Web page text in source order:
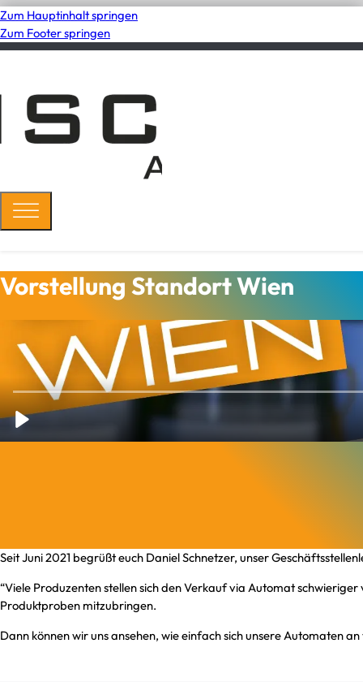
Zum Hauptinhalt springen
Zum Footer springen
Vorstellung Standort Wien
Seit Juni 2021 begrüßt euch Daniel Schnetzer, unser
“Viele Produzenten stellen sich den Verkauf via Automat
Produktproben mitzubringen.
Dann können wir uns ansehen, wie einfach sich unsere Automaten